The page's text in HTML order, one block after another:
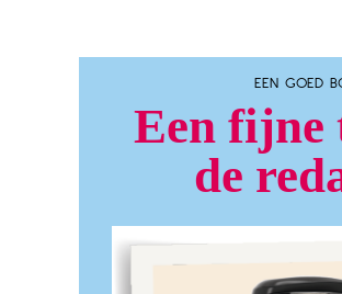
EEN GOED
Een fijne
de